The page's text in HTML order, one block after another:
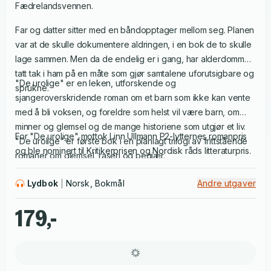
Fædrelandsvennen.
Far og datter sitter med en båndopptager mellom seg. Planen
var at de skulle dokumentere aldringen, i en bok de to skulle
lage sammen. Men da de endelig er i gang, har alderdommen
tatt tak i ham på en måte som gjør samtalene uforutsigbare og
sprukne.
"De urolige" er en leken, utforskende og
sjangeroverskridende roman om et barn som ikke kan vente
med å bli voksen, og foreldre som helst vil være barn, om
minner og glemsel og de mange historiene som utgjør et liv.
"De urolige" er første bok i en planlagt trilogi av frittstående
romaner om glemsel, raseri og begjær.
For "De urolige" mottok Linn Ullmann P2-lytternes romanpris
og ble nominert til Kritikerprisen og Nordisk råds litteraturpris.
Lydbok Norsk, Bokmål Andre utgaver
179,-